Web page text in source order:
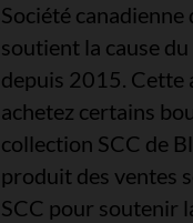
Société canadienne
soutient la cause
depuis 2015. Cette
achetez certains
collection SCC de
produit des ventes
SCC pour soutenir